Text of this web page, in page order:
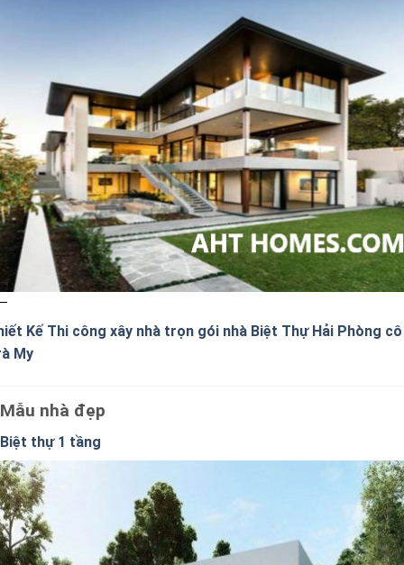
Kế Thi công xây nhà trọn gói nhà Biệt Thự Hải Phòng cô
My
Mẫu nhà đẹp
Biệt thự 1 tầng